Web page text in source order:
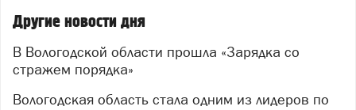
Другие новости дня
В Вологодской области прошла «Зарядка со
стражем порядка»
Вологодская область стала одним из лидеров по